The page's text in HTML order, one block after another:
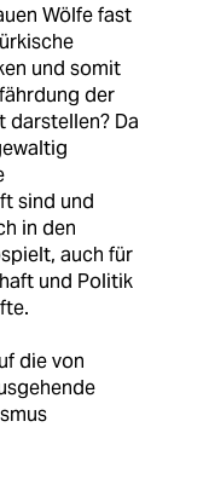
Wölfe fast
und somit
der
darstellen? Da
sind und
in den
auch für
und Politik
die von